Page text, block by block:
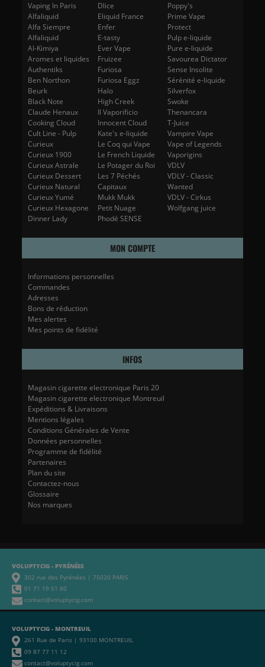
Vaping In Paris
Alfaliquid
Alfa Siempre
Alfaliquid
Al-Kimiya
Aromes et liquides
Authentiks
Ben Northon
Beurk
Black Note
Claude Henaux
Cooking Cloud
Cult Line - Pulp
Curieux
Curieux 1900
Curieux Astrale
Curieux Dessert
Curieux Natural
Curieux Yumé
Curieux Hexagone
Dinner Lady
Dlice
Eliquid France
Enfer
E-tasty
Ever Vape
Fruizee
Furiosa
Furiosa Eggz
Halo
High Creek
Il Vaporificio
Innocent Cloud
Kate's e-liquide
Le Coq qui Vape
Le French Liquide
Le Potager du Roi
Les 7 Péchés
Capitaux
Mukk Mukk
Petit Nuage
Phodé SENSE
Poppy's
Prime Vape
Protect
Pulp e-liquide
Pure e-liquide
Savourea Dictator
Sense Insolite
Sérénité e-liquide
Silverfox
Swoke
Thenancara
T-Juice
Vampire Vape
Vape of Legends
Vaporigins
VDLV
VDLV - Classic
Wanted
VDLV - Cirkus
Wolfgang juice
MON COMPTE
Informations personnelles
Commandes
Adresses
Bons de réduction
Mes alertes
Mes points de fidélité
INFOS
Magasin cigarette electronique Paris 20
Magasin cigarette electronique Montreuil
Expéditions & Livraisons
Mentions légales
Conditions Générales de Vente
Données personnelles
Programme de fidélité
Partenaires
Plan du site
Contactez-nous
Glossaire
Nos marques
VOLUPTYCIG - PYRÉNÉES
302 rue des Pyrénées | 75020 PARIS
01 71 19 51 80
contact@voluptycig.com
VOLUPTYCIG - MONTREUIL
261 Rue de Paris | 93100 MONTREUIL
09 87 77 11 12
contact@voluptycig.com